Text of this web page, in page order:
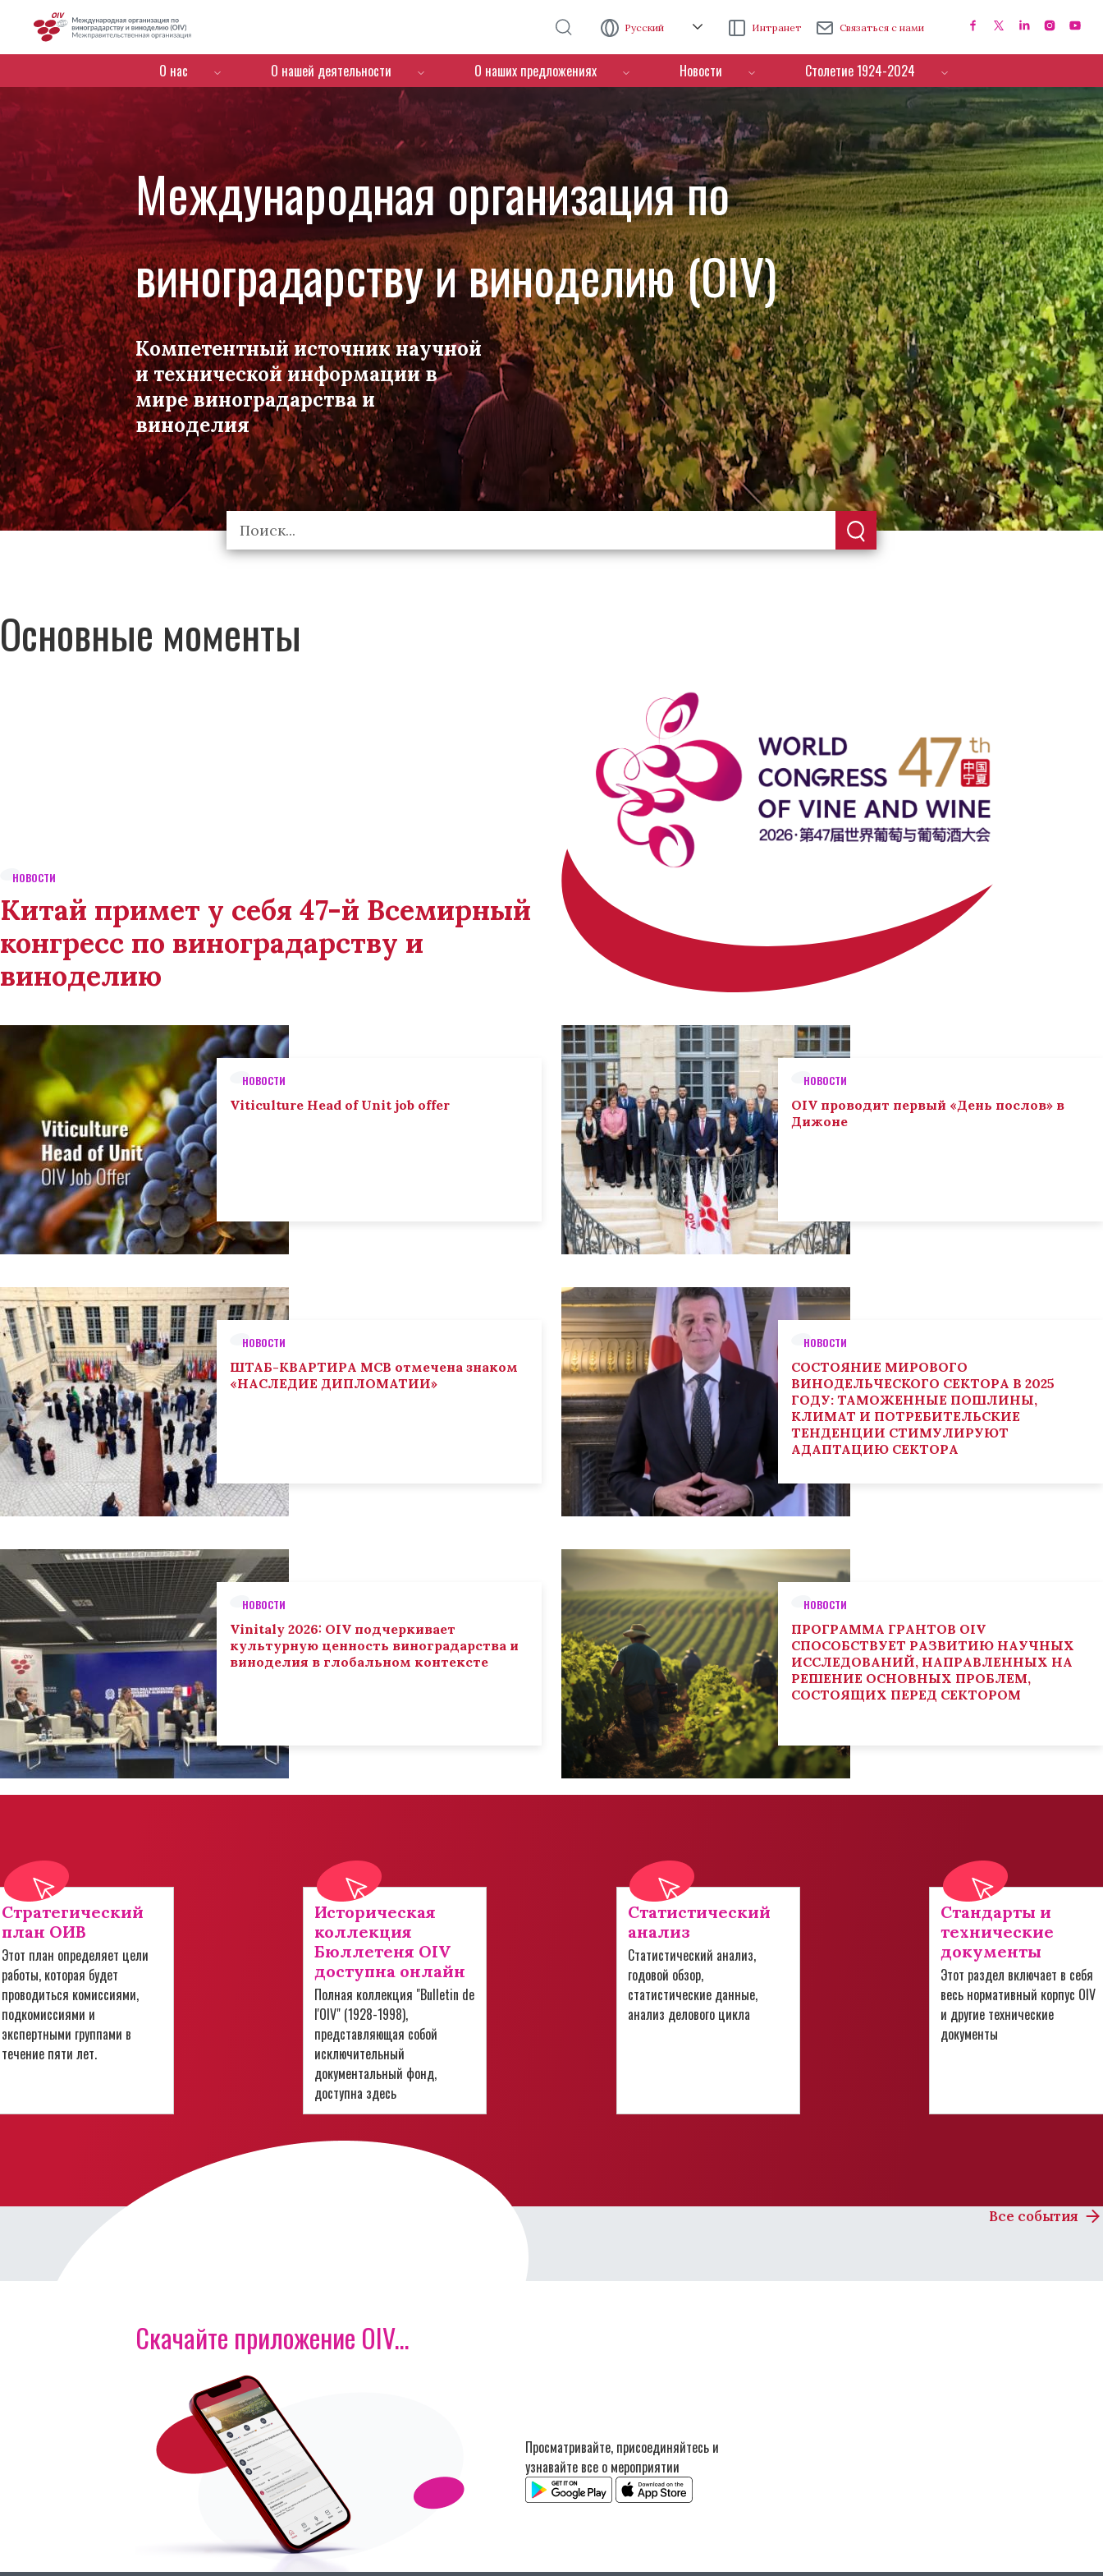
Русский Интранет Связаться с нами
Menú de navegación
О нас О нашей деятельности О наших предложениях Новости Столетие 1924-2024
Международная организация по
виноградарству и виноделию (OIV)
Компетентный источник научной
и технической информации в
мире виноградарства и
виноделия
Основные моменты
НОВОСТИ
Китай примет у себя 47-й Всемирный
конгресс по виноградарству и
виноделию
НОВОСТИ
Viticulture Head of Unit job offer
НОВОСТИ
OIV проводит первый «День послов» в
Дижоне
НОВОСТИ
ШТАБ-КВАРТИРА МСВ отмечена знаком
«НАСЛЕДИЕ ДИПЛОМАТИИ»
НОВОСТИ
СОСТОЯНИЕ МИРОВОГО
ВИНОДЕЛЬЧЕСКОГО СЕКТОРА В 2025
ГОДУ: ТАМОЖЕННЫЕ ПОШЛИНЫ,
КЛИМАТ И ПОТРЕБИТЕЛЬСКИЕ
ТЕНДЕНЦИИ СТИМУЛИРУЮТ
АДАПТАЦИЮ СЕКТОРА
НОВОСТИ
Vinitaly 2026: OIV подчеркивает
культурную ценность виноградарства и
виноделия в глобальном контексте
НОВОСТИ
ПРОГРАММА ГРАНТОВ OIV
СПОСОБСТВУЕТ РАЗВИТИЮ НАУЧНЫХ
ИССЛЕДОВАНИЙ, НАПРАВЛЕННЫХ НА
РЕШЕНИЕ ОСНОВНЫХ ПРОБЛЕМ,
СОСТОЯЩИХ ПЕРЕД СЕКТОРОМ
Стратегический
план ОИВ
Этот план определяет цели
работы, которая будет
проводиться комиссиями,
подкомиссиями и
экспертными группами в
течение пяти лет.
Историческая
коллекция
Бюллетеня OIV
доступна онлайн
Полная коллекция "Bulletin de
l'OIV" (1928-1998),
представляющая собой
исключительный
документальный фонд,
доступна здесь
Статистический
анализ
Статистический анализ,
годовой обзор,
статистические данные,
анализ делового цикла
Стандарты и
технические
документы
Этот раздел включает в себя
весь нормативный корпус OIV
и другие технические
документы
Все события
Скачайте приложение OIV...
Просматривайте, присоединяйтесь и
узнавайте все о мероприятии